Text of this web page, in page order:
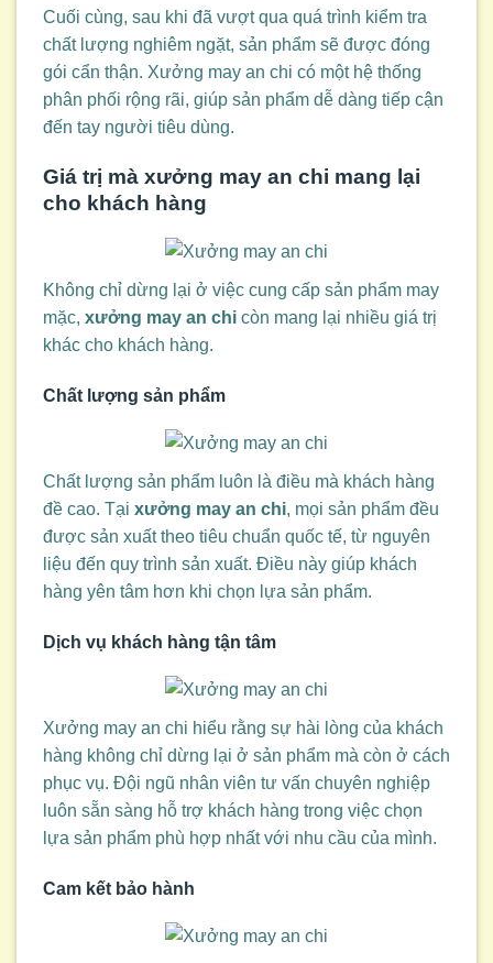
Cuối cùng, sau khi đã vượt qua quá trình kiểm tra
chất lượng nghiêm ngặt, sản phẩm sẽ được đóng
gói cẩn thận. Xưởng may an chi có một hệ thống
phân phối rộng rãi, giúp sản phẩm dễ dàng tiếp cận
đến tay người tiêu dùng.
Giá trị mà xưởng may an chi mang lại
cho khách hàng
Không chỉ dừng lại ở việc cung cấp sản phẩm may
mặc, xưởng may an chi còn mang lại nhiều giá trị
khác cho khách hàng.
Chất lượng sản phẩm
Chất lượng sản phẩm luôn là điều mà khách hàng
đề cao. Tại xưởng may an chi, mọi sản phẩm đều
được sản xuất theo tiêu chuẩn quốc tế, từ nguyên
liệu đến quy trình sản xuất. Điều này giúp khách
hàng yên tâm hơn khi chọn lựa sản phẩm.
Dịch vụ khách hàng tận tâm
Xưởng may an chi hiểu rằng sự hài lòng của khách
hàng không chỉ dừng lại ở sản phẩm mà còn ở cách
phục vụ. Đội ngũ nhân viên tư vấn chuyên nghiệp
luôn sẵn sàng hỗ trợ khách hàng trong việc chọn
lựa sản phẩm phù hợp nhất với nhu cầu của mình.
Cam kết bảo hành